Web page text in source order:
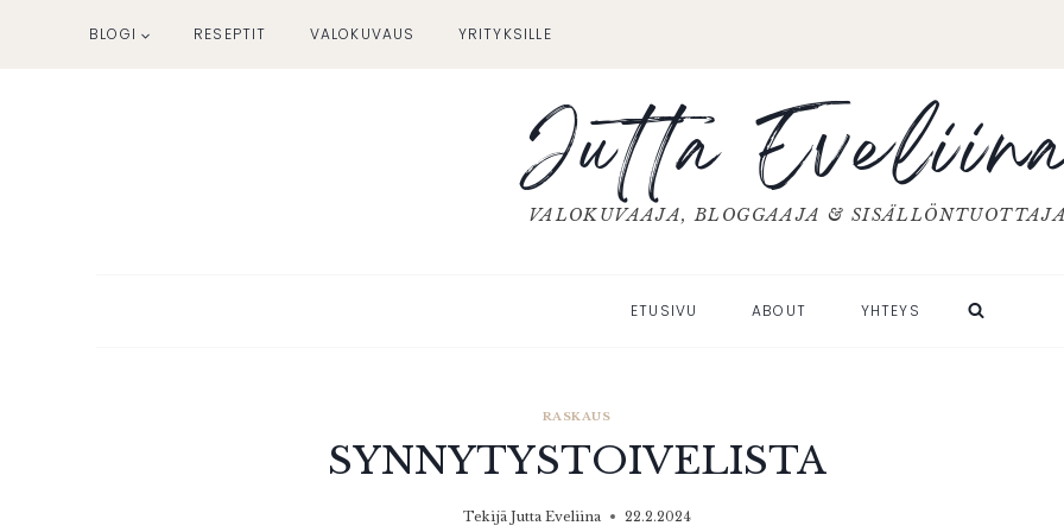
BLOGI RESEPTIT VALOKUVAUS YRITYKSILLE
Jutta
VALOKUVAAJA, BLOGGAAJA &
ETUSIVU ABOUT YHTEYS
RASKAUS
SYNNYTYSTOIVELISTA
Tekijä Jutta Eveliina 22.2.2024